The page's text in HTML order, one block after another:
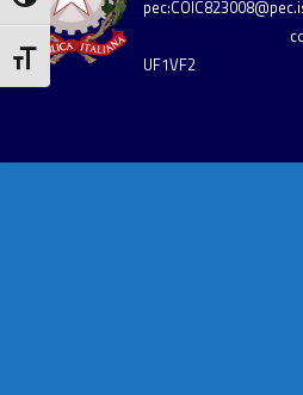
Attiva/disattiva dimensione testo
codice IPA
UF1VF2